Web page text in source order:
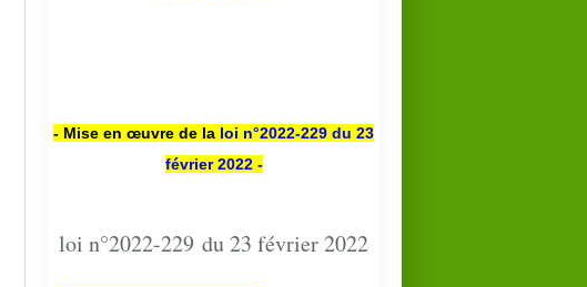
- Mise en œuvre de la loi n°2022-229 du 23
février 2022 -
loi n°2022-229 du 23 février 2022